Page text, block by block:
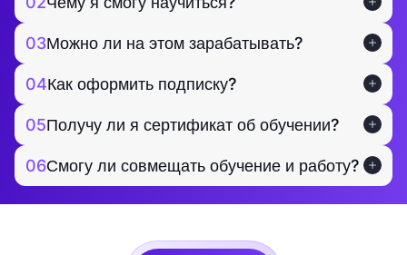
03Можно ли на этом зарабатывать?
04Как оформить подписку?
05Получу ли я сертификат об обучении?
06Смогу ли совмещать обучение и работу?